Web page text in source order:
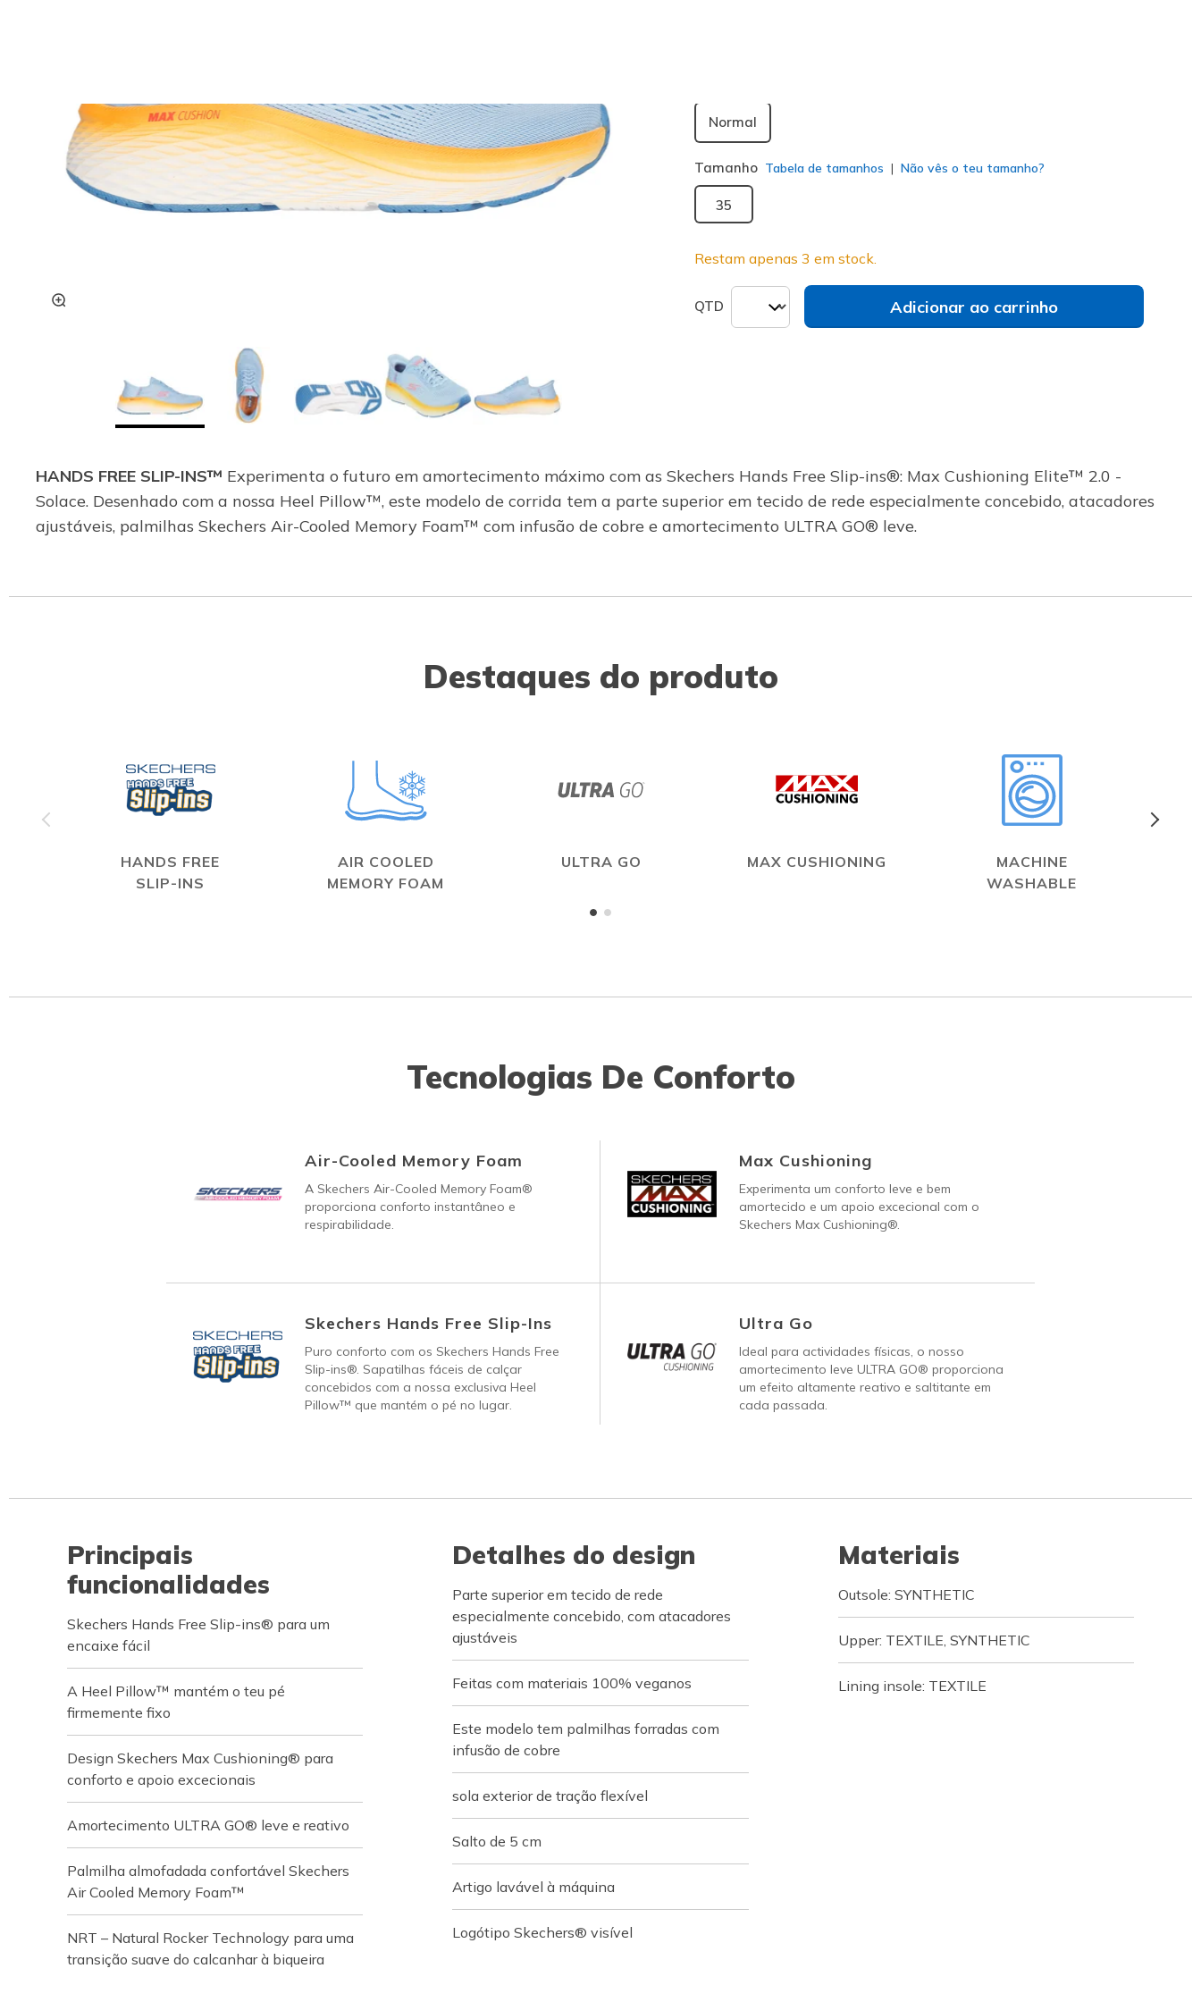
Normal
Tamanho Tabela de tamanhos Não vês o teu tamanho?
35
Restam apenas 3 em stock.
QTD Adicionar ao carrinho
HANDS FREE SLIP-INS™ Experimenta o futuro em amortecimento máximo com as Skechers Hands Free Slip-ins®: Max Cushioning Elite™ 2.0 -
Solace. Desenhado com a nossa Heel Pillow™, este modelo de corrida tem a parte superior em tecido de rede especialmente concebido, atacadores
ajustáveis, palmilhas Skechers Air-Cooled Memory Foam™ com infusão de cobre e amortecimento ULTRA GO® leve.
Destaques do produto
HANDS FREE
SLIP-INS
AIR COOLED
MEMORY FOAM
ULTRA GO MAX CUSHIONING
MACHINE
WASHABLE
Tecnologias De Conforto
Air-Cooled Memory Foam
A Skechers Air-Cooled Memory Foam®
proporciona conforto instantâneo e
respirabilidade.
Max Cushioning
Experimenta um conforto leve e bem
amortecido e um apoio excecional com o
Skechers Max Cushioning®.
Skechers Hands Free Slip-Ins
Puro conforto com os Skechers Hands Free
Slip-ins®. Sapatilhas fáceis de calçar
concebidos com a nossa exclusiva Heel
Pillow™ que mantém o pé no lugar.
Ultra Go
Ideal para actividades físicas, o nosso
amortecimento leve ULTRA GO® proporciona
um efeito altamente reativo e saltitante em
cada passada.
Principais
funcionalidades
Skechers Hands Free Slip-ins® para um
encaixe fácil
A Heel Pillow™ mantém o teu pé
firmemente fixo
Design Skechers Max Cushioning® para
conforto e apoio excecionais
Amortecimento ULTRA GO® leve e reativo
Palmilha almofadada confortável Skechers
Air Cooled Memory Foam™
NRT – Natural Rocker Technology para uma
transição suave do calcanhar à biqueira
Detalhes do design
Parte superior em tecido de rede
especialmente concebido, com atacadores
ajustáveis
Feitas com materiais 100% veganos
Este modelo tem palmilhas forradas com
infusão de cobre
sola exterior de tração flexível
Salto de 5 cm
Artigo lavável à máquina
Logótipo Skechers® visível
Materiais
Outsole: SYNTHETIC
Upper: TEXTILE, SYNTHETIC
Lining insole: TEXTILE